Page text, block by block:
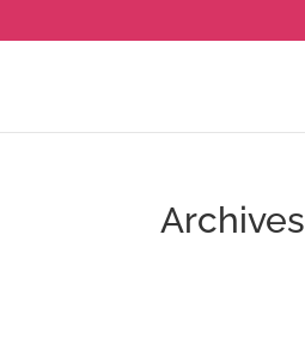
Archives